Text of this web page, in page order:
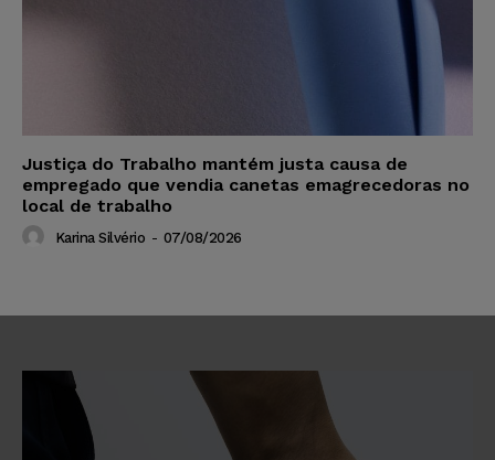
Justiça do Trabalho mantém justa causa de
empregado que vendia canetas emagrecedoras no
local de trabalho
Karina Silvério - 07/08/2026